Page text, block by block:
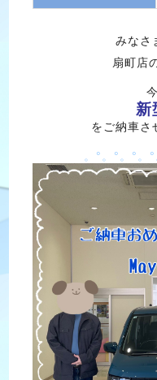
みなさ
扇町店
新
をご納車さ
。°。°。°。